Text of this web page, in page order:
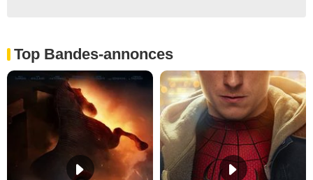
Top Bandes-annonces